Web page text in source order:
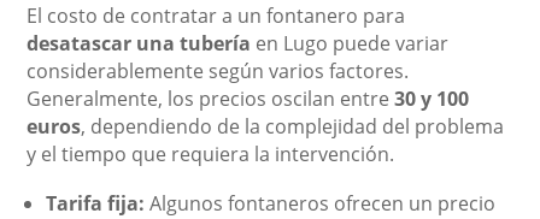
El costo de contratar a un fontanero para
desatascar una tubería en Lugo puede variar
considerablemente según varios factores.
Generalmente, los precios oscilan entre30 y 100
euros, dependiendo de la complejidad del problema
y el tiempo que requiera la intervención.
Tarifa fija: Algunos fontaneros ofrecen un precio